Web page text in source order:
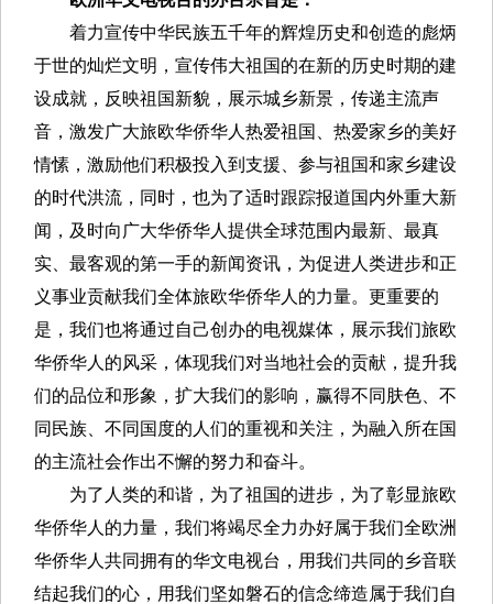
着力宣传中华民族五千年的辉煌历史和创造的彪炳
于世的灿烂文明，宣传伟大祖国的在新的历史时期的建
设成就，反映祖国新貌，展示城乡新景，传递主流声
音，激发广大旅欧华侨华人热爱祖国、热爱家乡的美好
情愫，激励他们积极投入到支援、参与祖国和家乡建设
的时代洪流，同时，也为了适时跟踪报道国内外重大新
闻，及时向广大华侨华人提供全球范围内最新、最真
实、最客观的第一手的新闻资讯，为促进人类进步和正
义事业贡献我们全体旅欧华侨华人的力量。更重要的
是，我们也将通过自己创办的电视媒体，展示我们旅欧
华侨华人的风采，体现我们对当地社会的贡献，提升我
们的品位和形象，扩大我们的影响，赢得不同肤色、不
同民族、不同国度的人们的重视和关注，为融入所在国
的主流社会作出不懈的努力和奋斗。
为了人类的和谐，为了祖国的进步，为了彰显旅欧
华侨华人的力量，我们将竭尽全力办好属于我们全欧洲
华侨华人共同拥有的华文电视台，用我们共同的乡音联
结起我们的心，用我们坚如磐石的信念缔造属于我们自